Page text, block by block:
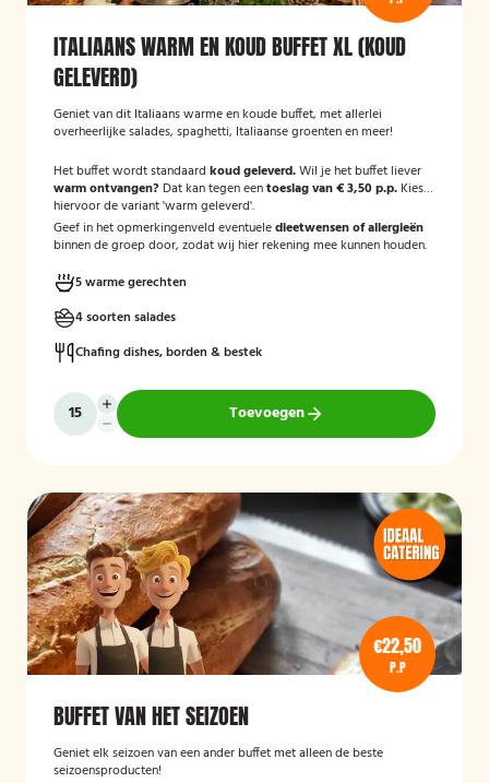
ITALIAANS WARM EN KOUD BUFFET XL (KOUD
GELEVERD)
Geniet van dit Italiaans warme en koude buffet, met allerlei
overheerlijke salades, spaghetti, Italiaanse groenten en meer!
Het buffet wordt standaard koud geleverd.Wil je het buffet liever
warm ontvangen? Dat kan tegen eentoeslag van € 3,50 p.p. Kies
hiervoor de variant 'warm geleverd'.
Geef in het opmerkingenveld eventueledieetwensen of allergieën
binnen de groep door, zodat wij hier rekening mee kunnen houden.
5 warme gerechten
4 soorten salades
Chafing dishes, borden & bestek
Toevoegen
€22,50
P.P
BUFFET VAN HET SEIZOEN
Geniet elk seizoen van een ander buffet met alleen de beste
seizoensproducten!